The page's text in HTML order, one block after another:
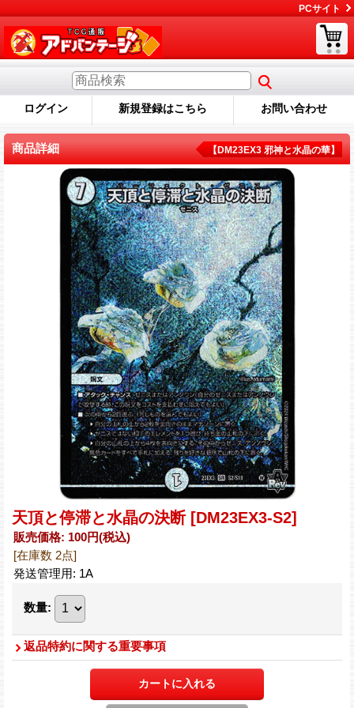
PCサイト
ログイン 新規登録はこちら お問い合わせ
商品詳細 【DM23EX3 邪神と水晶の華】
天頂と停滞と水晶の決断 [DM23EX3-S2]
販売価格: 100円(税込)
[在庫数 2点]
発送管理用: 1A
数量:
返品特約に関する重要事項